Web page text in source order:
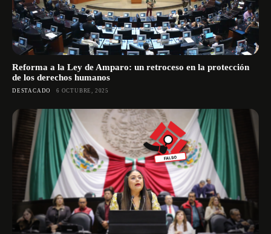
Reforma a la Ley de Amparo: un retroceso en la protección
de los derechos humanos
DESTACADO 6 OCTUBRE, 2025